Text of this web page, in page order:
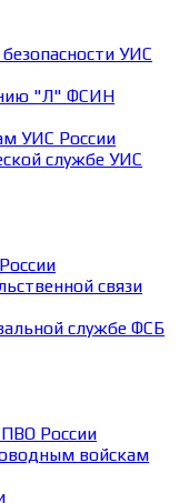
УИС
"Л" ФСИН
УИС России
службе УИС
связи
службе ФСБ
России
войскам